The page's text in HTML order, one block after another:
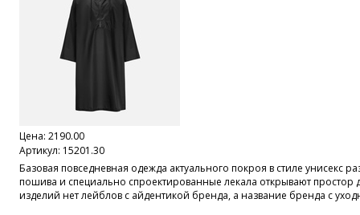
Цена: 2190.00
Артикул: 15201.30
Базовая повседневная одежда актуального покроя в стиле унисекс
пошива и специально спроектированные лекала открывают
изделий нет лейблов с айдентикой бренда, а название бренда с